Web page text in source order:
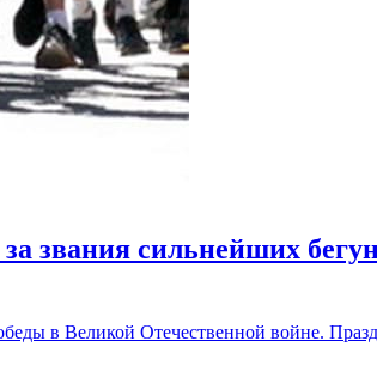
звания сильнейших
в Великой Отечественной войне.